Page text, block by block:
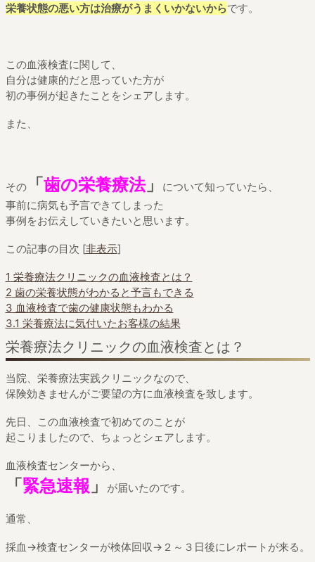
栄養状態の悪い方は治療がうまくいかないからです。
この血液検査に関して、
自分は健康的だと思っていた方が
初の事例が起きたことをシェアします。
また、
その「歯の栄養療法」
について知っていたら、
事前に病気も予言できてしまった
事例をお伝えしていきたいと思います。
この記事の目次 [非表示]
1 栄養療法クリニックの血液検査とは？
2 歯の栄養状態がわかると予言もできる
3 血液検査で歯の健康状態もわかる
3.1 栄養療法に気付いたお客様の結果
栄養療法クリニックの血液検査とは？
当院、栄養療法実践クリニックなので、
保険効きませんがご要望の方に血液検査を致します。
先日、この血液検査で初めてのことが
起こりましたので、ちょっとシェアします。
血液検査センターから、
「緊急速報 」 が届いたのです。
通常、
採血→検査センターが検体回収→２～３日後にレポートが来る。